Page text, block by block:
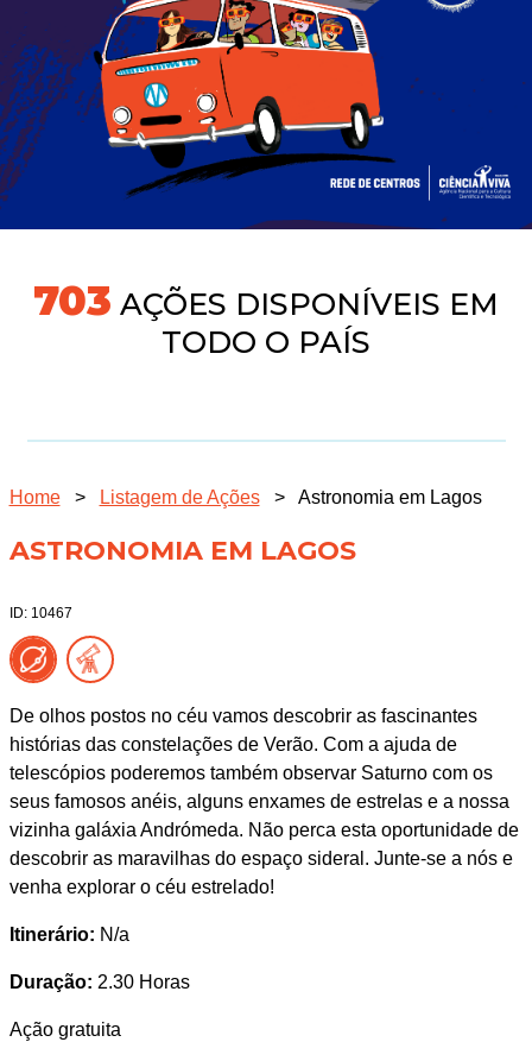
760 AÇÕES DISPONÍVEIS EM
TODO O PAÍS
Home > Listagem de Ações > Astronomia em Lagos
ASTRONOMIA EM LAGOS
ID: 10467
De olhos postos no céu vamos descobrir as fascinantes
histórias das constelações de Verão. Com a ajuda de
telescópios poderemos também observar Saturno com os
seus famosos anéis, alguns enxames de estrelas e a nossa
vizinha galáxia Andrómeda. Não perca esta oportunidade de
descobrir as maravilhas do espaço sideral. Junte-se a nós e
venha explorar o céu estrelado!
Itinerário: N/a
Duração: 2.30 Horas
Ação gratuita